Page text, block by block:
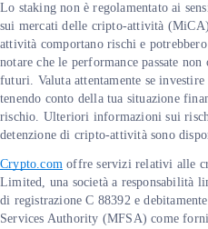
Lo staking non è regolamentato ai
sui mercati delle cripto-attività
attività comportano rischi e
notare che le performance passate
futuri. Valuta attentamente se
tenendo conto della tua situazione
rischio. Ulteriori informazioni sui
detenzione di cripto-attività sono
Crypto.com offre servizi relativi alle
Limited, una società a responsabilità
di registrazione C 88392 e
Services Authority (MFSA) come